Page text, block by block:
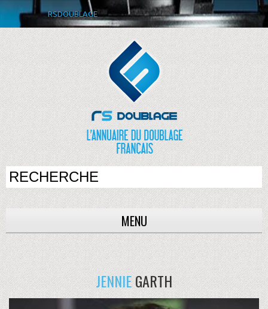
RSDOUBLAGE
MENU
JENNIEGARTH